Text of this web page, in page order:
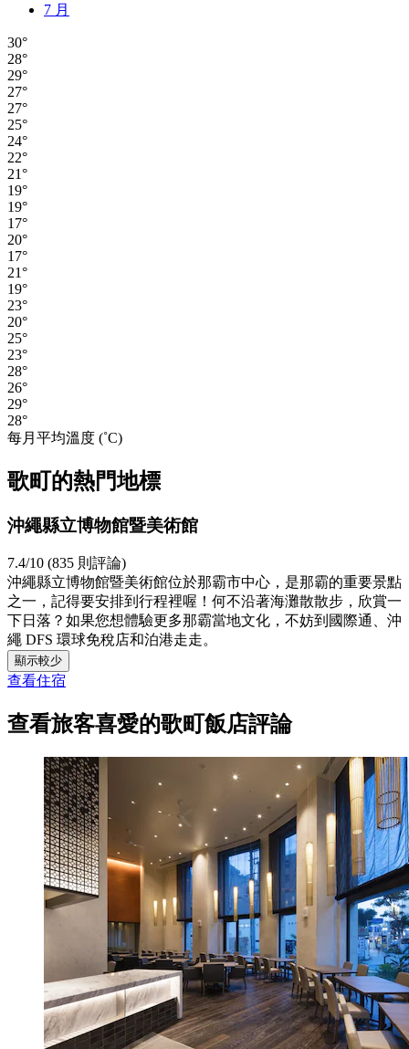
7 月
30°
28°
29°
27°
27°
25°
24°
22°
21°
19°
19°
17°
20°
17°
21°
19°
23°
20°
25°
23°
28°
26°
29°
28°
每月平均溫度 (˚C)
歌町的熱門地標
沖繩縣立博物館暨美術館
7.4/10 (835 則評論)
沖繩縣立博物館暨美術館位於那霸市中心，是那霸的重要景點
之一，記得要安排到行程裡喔！何不沿著海灘散散步，欣賞一
下日落？如果您想體驗更多那霸當地文化，不妨到國際通、沖
繩 DFS 環球免稅店和泊港走走。
顯示較少
查看住宿
查看旅客喜愛的歌町飯店評論